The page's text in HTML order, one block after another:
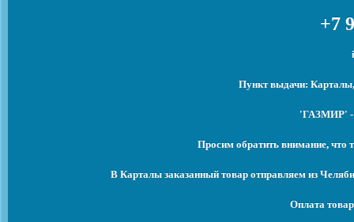
+7
Пункт выдачи:
'ГАЗМИР' -
Просим обратить внимание, что
В Карталы заказанный товар отправляем из
Оплата